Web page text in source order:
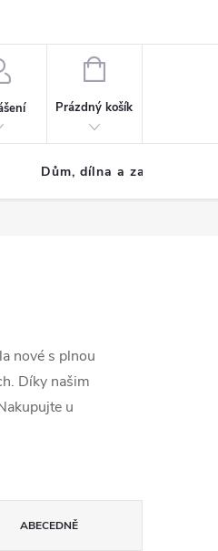
NÁKUPNÍ
Prázdný košík
Dům, dílna a zahrada
nové s plnou
Díky našim
u
ABECEDNĚ